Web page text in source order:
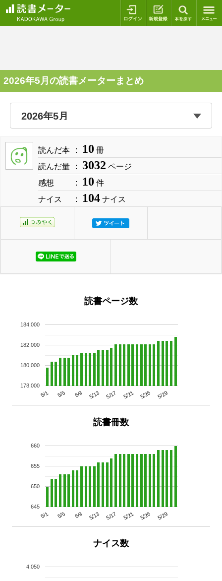
ログイン 新規登録
2026年5月の読書メーターまとめ
読んだ本 10 冊
読んだ量
3032 ページ
感想
10 件
ナイス
104 ナイス
読書ページ数
5/1 5/5 5/9 5/13 5/17 5/21 5/25 5/29
178,000
180,000
182,000
184,000
読書冊数
5/1 5/5 5/9 5/13 5/17 5/21 5/25 5/29
645
650
655
660
ナイス数
4,050